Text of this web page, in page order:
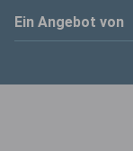
Anzeige schalten
Ein Angebot von